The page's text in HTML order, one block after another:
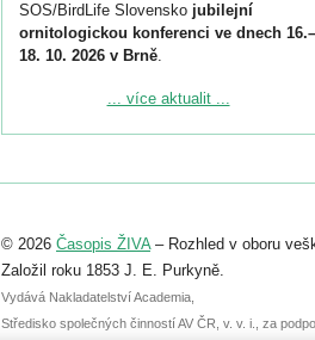
SOS/BirdLife Slovensko jubilejní
ornitologickou konferenci ve dnech 16.–
18. 10. 2026 v Brně.
Podrobnější informace ke konferenci
Registrovat se můžete do 6. září.
abstraktu přihlášené přednášky nebo
posteru je už 30. června.
... více aktualit ...
© 2026 Časopis ŽIVA– Rozhled v oboru
Založil roku 1853 J. E. Purkyně.
Vydává Nakladatelství Academia,
Středisko společných činností AV ČR, v. v. i., za